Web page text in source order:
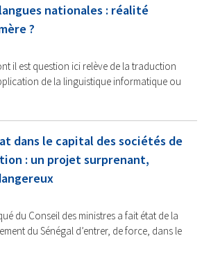
nationales : réalité
?
il est question ici relève de la traduction
de la linguistique informatique ou
dans le capital des sociétés de
: un projet surprenant,
du Conseil des ministres a fait état de la
du Sénégal d’entrer, de force, dans le